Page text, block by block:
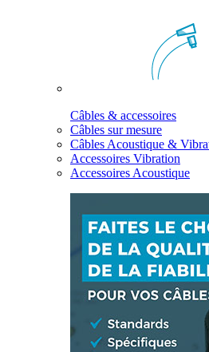
Câbles & accessoires
Câbles sur mesure
Câbles Acoustique &
Accessoires Vibration
Accessoires Acoustique